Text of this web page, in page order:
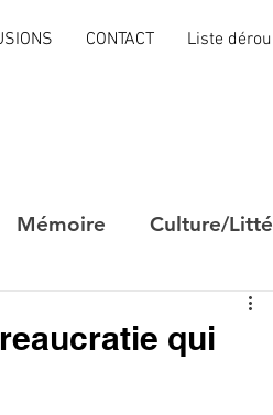
CONTACT Liste
Mémoire Culture/
qui